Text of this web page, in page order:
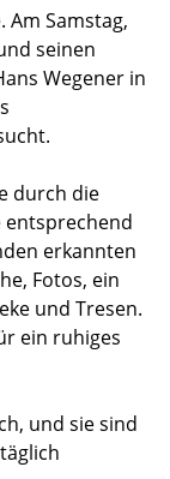
Samstag,
seinen
Wegener in
durch die
entsprechend
erkannten
Fotos, ein
und Tresen.
ein ruhiges
und sie sind